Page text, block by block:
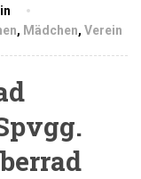
, Mädchen, Verein